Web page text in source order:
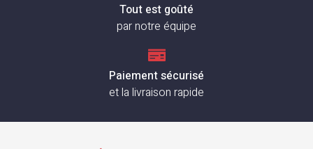
Tout est goûté
par notre équipe
Paiement sécurisé
et la livraison rapide